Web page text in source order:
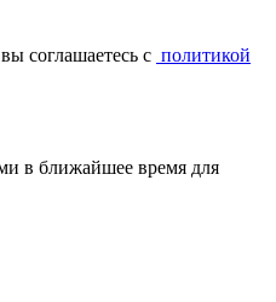
соглашаетесь с политикой
в ближайшее время для